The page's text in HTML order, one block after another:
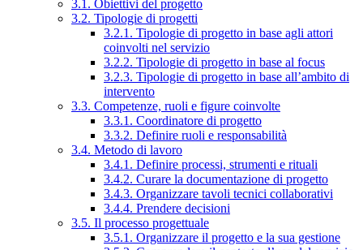
3.1. Obiettivi del progetto
3.2. Tipologie di progetti
3.2.1. Tipologie di progetto in base agli attori
coinvolti nel servizio
3.2.2. Tipologie di progetto in base al focus
3.2.3. Tipologie di progetto in base all’ambito di
intervento
3.3. Competenze, ruoli e figure coinvolte
3.3.1. Coordinatore di progetto
3.3.2. Definire ruoli e responsabilità
3.4. Metodo di lavoro
3.4.1. Definire processi, strumenti e rituali
3.4.2. Curare la documentazione di progetto
3.4.3. Organizzare tavoli tecnici collaborativi
3.4.4. Prendere decisioni
3.5. Il processo progettuale
3.5.1. Organizzare il progetto e la sua gestione